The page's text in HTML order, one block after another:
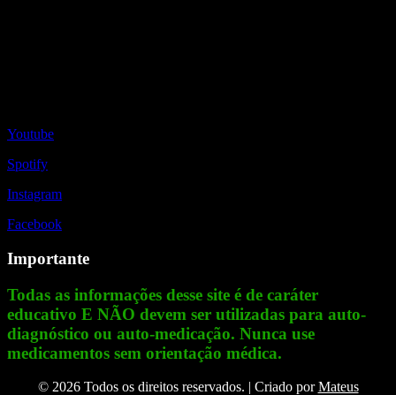
Youtube
Spotify
Instagram
Facebook
Importante
Todas as informações desse site é de caráter
educativo E NÃO devem ser utilizadas para auto-
diagnóstico ou auto-medicação. Nunca use
medicamentos sem orientação médica.
© 2026 Todos os direitos reservados. | Criado porMateus